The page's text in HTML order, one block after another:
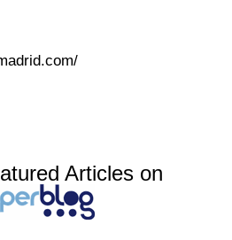
Articles on